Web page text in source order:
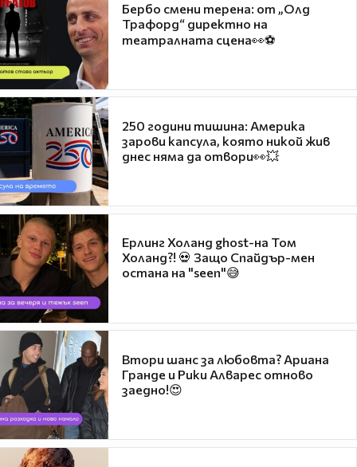
Бербо смени терена: от „Олд
Трафорд“ директно на
театралната сцена👀⚽
250 години тишина: Америка
зарови капсула, която никой жив
днес няма да отвори👀💥
Ерлинг Холанд ghost-на Том
Холанд?! 💀 Защо Спайдър-мен
остана на "seen"😅
Втори шанс за любовта? Ариана
Гранде и Рики Алварес отново
заедно!😍